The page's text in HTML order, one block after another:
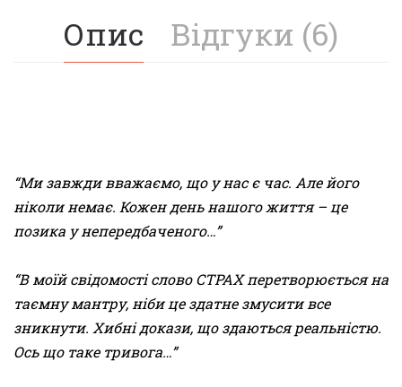
Опис Відгуки (6)
“Ми завжди вважаємо, що у нас є час. Але його
ніколи немає. Кожен день нашого життя – це
позика у непередбаченого…”
“В моїй свідомості словоСТРАХперетворюється на
таємну мантру, ніби це здатне змусити все
зникнути. Хибні докази, що здаються реальністю.
Ось що таке тривога…”